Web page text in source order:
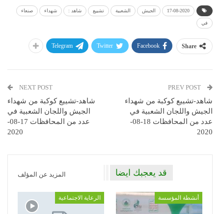
17-08-2020 الجيش الشعبية تشييع شاهد : شهداء صنعاء
في
Share
Facebook
Twitter
Telegram
شاهد-تشييع كوكبة من شهداء
الجيش واللجان الشعبية في
عدد من المحافظات 18-08-
2020
NEXT POST
شاهد-تشييع كوكبة من شهداء
الجيش واللجان الشعبية في
عدد من المحافظات 17-08-
2020
قد يعجبك ايضا المزيد عن المؤلف
أنشطة المؤسسة الرعاية الاجتماعية